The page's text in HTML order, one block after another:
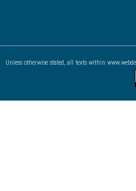
Unless otherwise stated, all texts within